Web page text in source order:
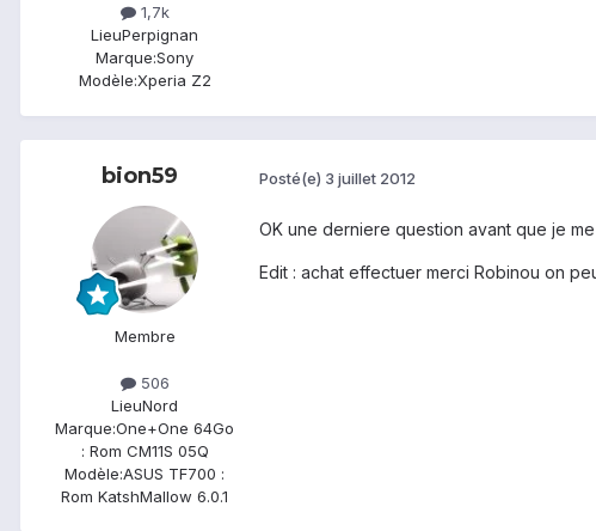
1,7k
LieuPerpignan
Marque:Sony
Modèle:Xperia Z2
bion59
Membre
506
LieuNord
Marque:One+One 64Go
: Rom CM11S 05Q
Modèle:ASUS TF700 :
Rom KatshMallow 6.0.1
Posté(e) 3 juillet 2012
OK une derniere question avant que je
Edit : achat effectuer merci Robinou on